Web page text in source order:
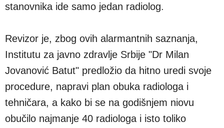
stanovnika ide samo jedan radiolog.
Revizor je, zbog ovih alarmantnih saznanja,
Institutu za javno zdravlje Srbije "Dr Milan
Jovanović Batut" predložio da hitno uredi svoje
procedure, napravi plan obuka radiologa i
tehničara, a kako bi se na godišnjem niovu
obučilo najmanje 40 radiologa i isto toliko